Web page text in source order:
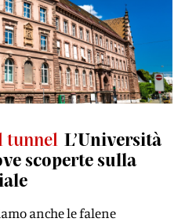
tunnel L’Università
scoperte sulla
anche le falene